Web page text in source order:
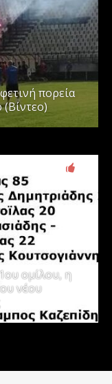
πορεία
ομίλου, η
νέου